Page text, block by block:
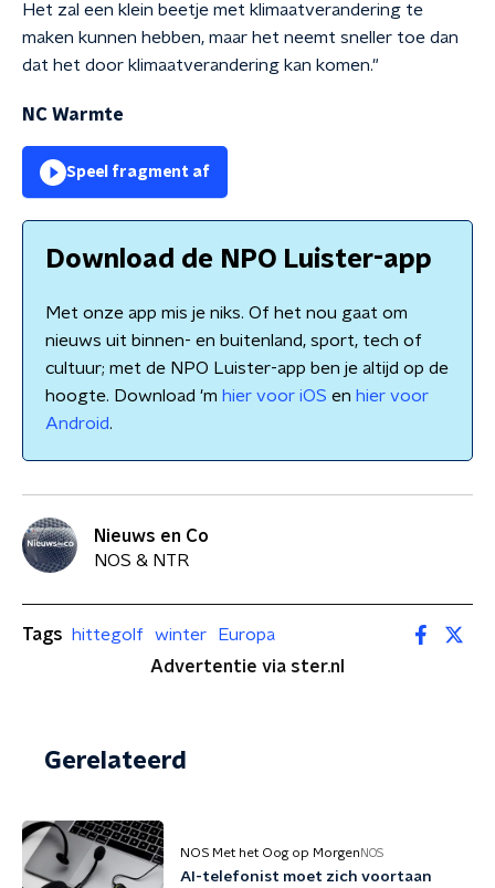
Het zal een klein beetje met klimaatverandering te
maken kunnen hebben, maar het neemt sneller toe dan
dat het door klimaatverandering kan komen."
NC Warmte
Speel fragment af
Download de NPO Luister-app
Met onze app mis je niks. Of het nou gaat om
nieuws uit binnen- en buitenland, sport, tech of
cultuur; met de NPO Luister-app ben je altijd op de
hoogte. Download 'm hier voor iOS en hier voor
Android.
Nieuws en Co
NOS & NTR
Tags hittegolf winter
Europa
Advertentie via ster.nl
Gerelateerd
NOS Met het Oog op Morgen NOS
AI-telefonist moet zich voortaan